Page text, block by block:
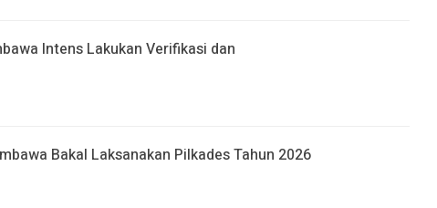
Intens Lakukan Verifikasi dan
Bakal Laksanakan Pilkades Tahun 2026